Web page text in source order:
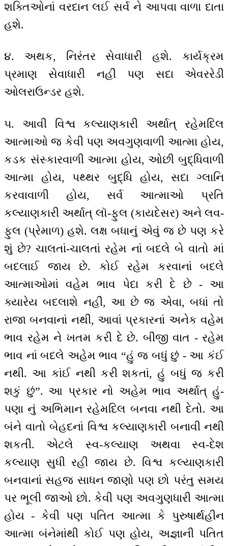
શક્તિઓનાં વરદાન લઈ સર્વ ને આપવા વાળા દાતા
હશે.
૪. અથક, નિરંતર સેવાધારી હશે. કાર્યક્રમ
પ્રમાણ સેવાધારી નહીં પણ સદા એવરરેડી
ઓલરાઉન્ડર હશે.
૫. આવી વિશ્વ કલ્યાણકારી અર્થાત્ રહેમદિલ
આત્માઓ જ કેવી પણ અવગુણવાળી આત્મા હોય,
કડક સંસ્કારવાળી આત્મા હોય, ઓછી બુદ્ધિવાળી
આત્મા હોય, પથ્થર બુદ્ધિ હોય, સદા ગ્લાનિ
કરવાવાળી હોય, સર્વ આત્માઓ પ્રતિ
કલ્યાણકારી અર્થાત્ લૉ-ફુલ (કાયદેસર) અને લવ-
ફુલ (પ્રેમાળ) હશે. લક્ષ બધાનું એવું જ છે પણ કરે
શું છે? ચાલતાં-ચાલતાં રહેમ નાં બદલે બે વાતો માં
બદલાઈ જાય છે. કોઈ રહેમ કરવાનાં બદલે
આત્માઓમાં વહેમ ભાવ પેદા કરી દે છે - આ
ક્યારેય બદલાશે નહીં, આ છે જ એવા, બધાં તો
રાજા બનવાનાં નથી, આવાં પ્રકારનાં અનેક વહેમ
ભાવ રહેમ ને ખતમ કરી દે છે. બીજી વાત - રહેમ
ભાવ નાં બદલે અહેમ ભાવ “હું જ બધું છું - આ કંઈ
નથી. આ કાંઈ નથી કરી શકતાં, હું બધું જ કરી
શકું છું”. આ પ્રકાર નો અહેમ ભાવ અર્થાત્ હું-
પણા નું અભિમાન રહેમદિલ બનવા નથી દેતો. આ
બંને વાતો બેહદનાં વિશ્વ કલ્યાણકારી બનાવી નથી
શકતી. એટલે સ્વ-કલ્યાણ અથવા સ્વ-દેશ
કલ્યાણ સુધી રહી જાય છે. વિશ્વ કલ્યાણકારી
બનવાનાં સહજ સાધન જાણો પણ છો પરંતુ સમય
પર ભૂલી જાઓ છો. કેવી પણ અવગુણધારી આત્મા
હોય - કેવી પણ પતિત આત્મા કે પુરુષાર્થહીન
આત્મા બંનેમાંથી કોઈ પણ હોય, અજ્ઞાની પતિત